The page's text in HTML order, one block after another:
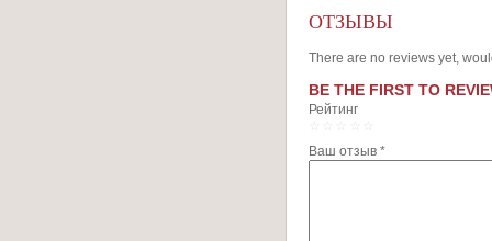
ОТЗЫВЫ
There are no reviews yet,
BE THE FIRST TO
Рейтинг
Ваш отзыв *